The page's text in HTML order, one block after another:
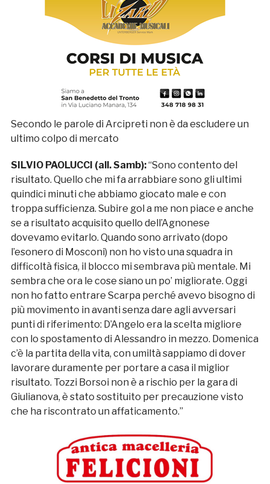
Secondo le parole di Arcipreti non è da escludere un
ultimo colpo di mercato
SILVIO PAOLUCCI (all. Samb):“Sono contento del
risultato. Quello che mi fa arrabbiare sono gli ultimi
quindici minuti che abbiamo giocato male e con
troppa sufficienza. Subire gol a me non piace e anche
se a risultato acquisito quello dell’Agnonese
dovevamo evitarlo. Quando sono arrivato (dopo
l’esonero di Mosconi) non ho visto una squadra in
difficoltà fisica, il blocco mi sembrava più mentale. Mi
sembra che ora le cose siano un po’ migliorate. Oggi
non ho fatto entrare Scarpa perché avevo bisogno di
più movimento in avanti senza dare agli avversari
punti di riferimento: D’Angelo era la scelta migliore
con lo spostamento di Alessandro in mezzo. Domenica
c’è la partita della vita, con umiltà sappiamo di dover
lavorare duramente per portare a casa il miglior
risultato. Tozzi Borsoi non è a rischio per la gara di
Giulianova, è stato sostituito per precauzione visto
che ha riscontrato un affaticamento.”